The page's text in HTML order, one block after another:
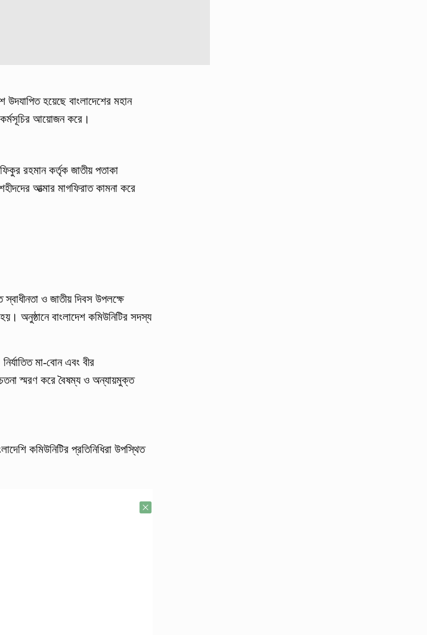
উদযাপিত হয়েছে বাংলাদেশের মহান
কর্মসূচির আয়োজন করে।
রহমান কর্তৃক জাতীয় পতাকা
আত্মার মাগফিরাত কামনা করে
ও জাতীয় দিবস উপলক্ষে
হয়। অনুষ্ঠানে বাংলাদেশ কমিউনিটির সদস্য
মা-বোন এবং বীর
স্মরণ করে বৈষম্য ও অন্যায়মুক্ত
কমিউনিটির প্রতিনিধিরা উপস্থিত